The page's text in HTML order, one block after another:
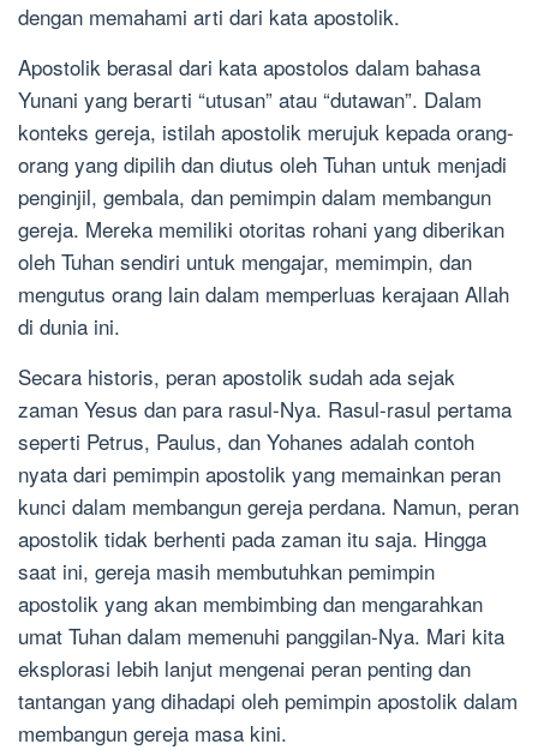
dengan memahami arti dari kata apostolik.
Apostolik berasal dari kata apostolos dalam bahasa
Yunani yang berarti “utusan” atau “dutawan”. Dalam
konteks gereja, istilah apostolik merujuk kepada orang-
orang yang dipilih dan diutus oleh Tuhan untuk menjadi
penginjil, gembala, dan pemimpin dalam membangun
gereja. Mereka memiliki otoritas rohani yang diberikan
oleh Tuhan sendiri untuk mengajar, memimpin, dan
mengutus orang lain dalam memperluas kerajaan Allah
di dunia ini.
Secara historis, peran apostolik sudah ada sejak
zaman Yesus dan para rasul-Nya. Rasul-rasul pertama
seperti Petrus, Paulus, dan Yohanes adalah contoh
nyata dari pemimpin apostolik yang memainkan peran
kunci dalam membangun gereja perdana. Namun, peran
apostolik tidak berhenti pada zaman itu saja. Hingga
saat ini, gereja masih membutuhkan pemimpin
apostolik yang akan membimbing dan mengarahkan
umat Tuhan dalam memenuhi panggilan-Nya. Mari kita
eksplorasi lebih lanjut mengenai peran penting dan
tantangan yang dihadapi oleh pemimpin apostolik dalam
membangun gereja masa kini.